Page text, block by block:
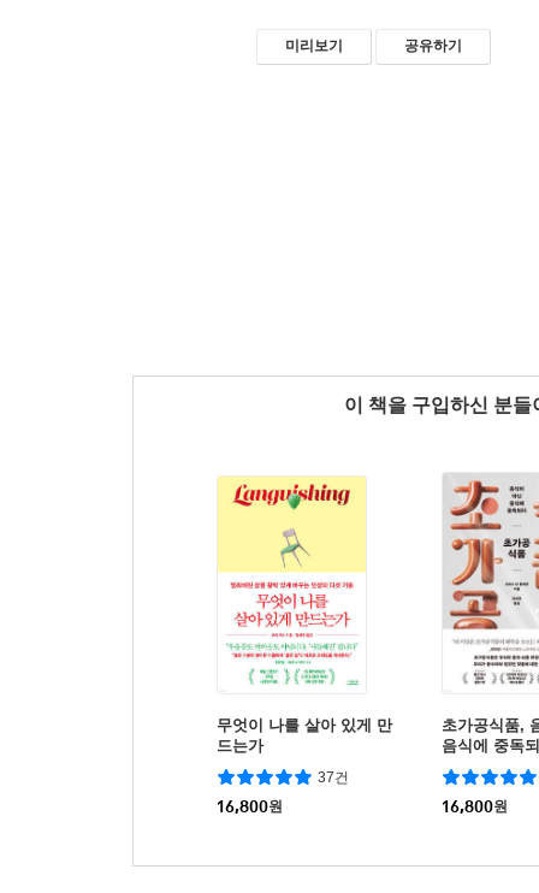
미리보기 공유하기
이 책을 구입하신 분
무엇이 나를 살아 있게 만
드는가
37건
16,800원
초가공식품,
음식에 중독
16,800원